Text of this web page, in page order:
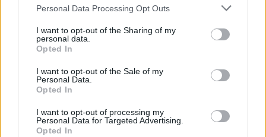
Please note that this website/app uses one or more Google
not limited to your visit or usage behaviour. You may click to
grant or deny consent to Google and its third-party tags to
use your data for below specified purposes in below Google
consent section.
Personal Data Processing Opt Outs
I want to opt-out of the Sharing of my
personal data.
Opted In
I want to opt-out of the Sale of my
Personal Data.
Opted In
I want to opt-out of processing my
Personal Data for Targeted Advertising.
Opted In
Ricevi le nostre ultime news
daGoogle News
Condividi l'articolo